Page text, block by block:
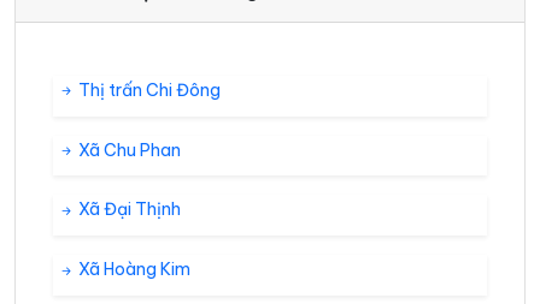
Thị trấn Chi Đông
Xã Chu Phan
Xã Đại Thịnh
Xã Hoàng Kim